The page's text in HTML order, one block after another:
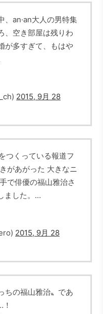
、an·an大人の男特集
、空き部屋は残りわ
が多すぎて、もはや
2015, 9月 28
つくっている報道フ
があがった 大きなニ
で俳優の福山雅治さ
ました。…
2015, 9月 28
ちの福山雅治〟であ